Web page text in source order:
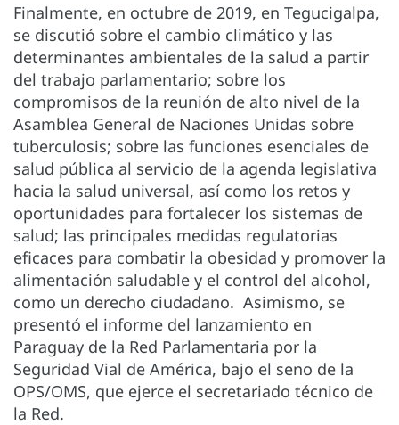
Finalmente, en octubre de 2019, en Tegucigalpa,
se discutió sobre el cambio climático y las
determinantes ambientales de la salud a partir
del trabajo parlamentario; sobre los
compromisos de la reunión de alto nivel de la
Asamblea General de Naciones Unidas sobre
tuberculosis; sobre las funciones esenciales de
salud pública al servicio de la agenda legislativa
hacia la salud universal, así como los retos y
oportunidades para fortalecer los sistemas de
salud; las principales medidas regulatorias
eficaces para combatir la obesidad y promover la
alimentación saludable y el control del alcohol,
como un derecho ciudadano. Asimismo, se
presentó el informe del lanzamiento en
Paraguay de la Red Parlamentaria por la
Seguridad Vial de América, bajo el seno de la
OPS/OMS, que ejerce el secretariado técnico de
la Red.